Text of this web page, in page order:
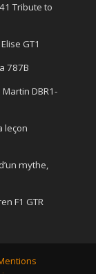
Tribute to
GT1
787B
DBR1-
leçon
mythe,
F1 GTR